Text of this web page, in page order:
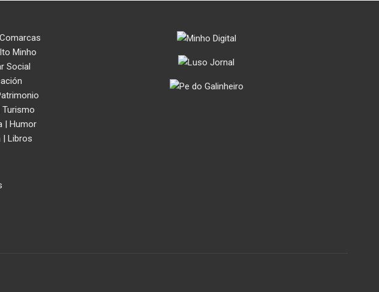
Comarcas
Minho
Social
Turismo
| Humor
| Libros